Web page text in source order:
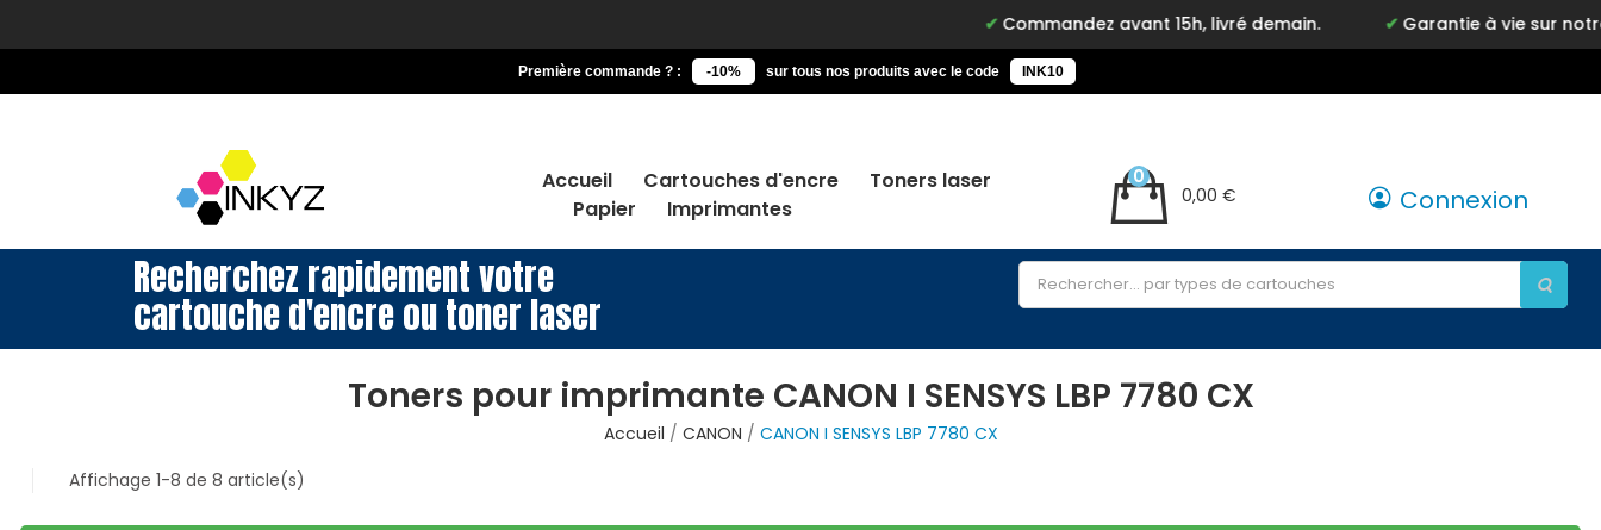
Commandez avant 15h, livré demain. Garantie à vie sur notre
Première commande ? : -10% sur tous nos produits avec le code INK10
Accueil Cartouches d'encre
Toners laser
Papier
Imprimantes
0,00 €
0
Connexion
Recherchez rapidement votre
cartouche d'encre ou toner laser
Toners pour imprimante CANON I SENSYS LBP 7780 CX
Accueil CANON
CANON I SENSYS LBP 7780 CX
Affichage 1-8 de 8 article(s)